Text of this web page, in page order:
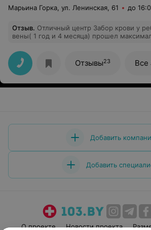
Марьина Горка, ул. Ленинская, 61 до
Отзыв. Отличный центр Забор крови у
вены( 1 год и 4 месяца) прошел
Отзывы23 Все
Добавить
Добавить
О проекте Новости проекта